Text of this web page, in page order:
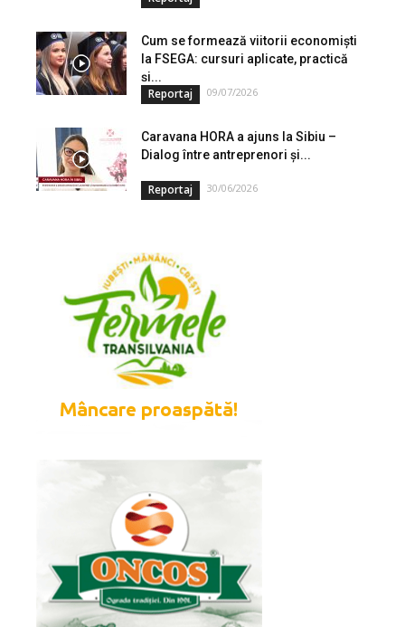
Cum se formează viitorii economiști
la FSEGA: cursuri aplicate, practică
și...
Reportaj 09/07/2026
Caravana HORA a ajuns la Sibiu –
Dialog între antreprenori și...
Reportaj 30/06/2026